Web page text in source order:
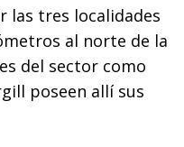
las tres localidades
al norte de la
del sector como
poseen allí sus